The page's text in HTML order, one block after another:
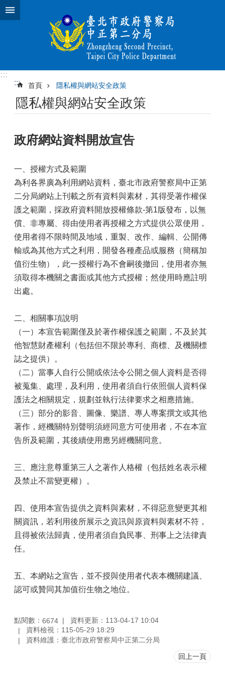
跳到主要內容區塊
:::
:::
首頁 隱私權與網站安全政策
隱私權與網站安全政策
政府網站資料開放宣告
一、授權方式及範圍
為利各界廣為利用網站資料，臺北市政府警察局中正第
二分局網站上刊載之所有資料與素材，其得受著作權保
護之範圍，採政府資料開放授權條款-第1版發布，以無
償、非專屬、得由使用者再授權之方式提供公眾使用，
使用者得不限時間及地域，重製、改作、編輯、公開傳
輸或為其他方式之利用，開發各種產品或服務（簡稱加
值衍生物），此一授權行為不會嗣後撤回，使用者亦無
須取得本機關之書面或其他方式授權；然使用時應註明
出處。
二、相關事項說明
（一）本宣告範圍僅及於著作權保護之範圍，不及於其
他智慧財產權利（包括但不限於專利、商標、及機關標
誌之提供）。
（二）當事人自行公開或依法令公開之個人資料是否得
被蒐集、處理，及利用，使用者須自行依照個人資料保
護法之相關規定，規劃並執行法律要求之相應措施。
（三）部分的影音、圖像、樂譜、專人專案撰文或其他
著作，經機關特別聲明須經同意方可使用者，不在本宣
告所及範圍，其後續使用應另經機關同意。
三、應注意尊重第三人之著作人格權（包括姓名表示權
及禁止不當變更權）。
四、使用本宣告提供之資料與素材，不得惡意變更其相
關資訊，若利用後所展示之資訊與原資料與素材不符，
且得被依法歸責，使用者須自負民事、刑事上之法律責
任。
五、本網站之宣告，並不授與使用者代表本機關建議、
認可或贊同其加值衍生物之地位。
點閱數： 6674
資料更新：113-04-17 10:04
資料檢視：115-05-29 18:29
資料維護：臺北市政府警察局中正第二分局
回上一頁